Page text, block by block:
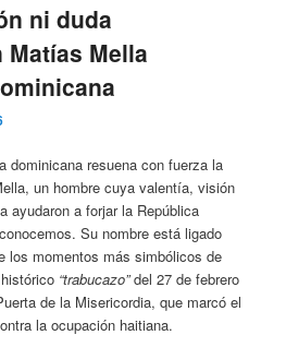
ni duda
Matías Mella
dominicana resuena con fuerza la
un hombre cuya valentía, visión
ayudaron a forjar la República
Su nombre está ligado
los momentos más simbólicos de
“trabucazo”del 27 de febrero
de la Misericordia, que marcó el
la ocupación haitiana.